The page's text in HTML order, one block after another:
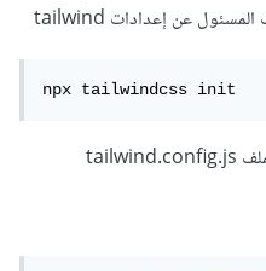
npx tailwindcss init